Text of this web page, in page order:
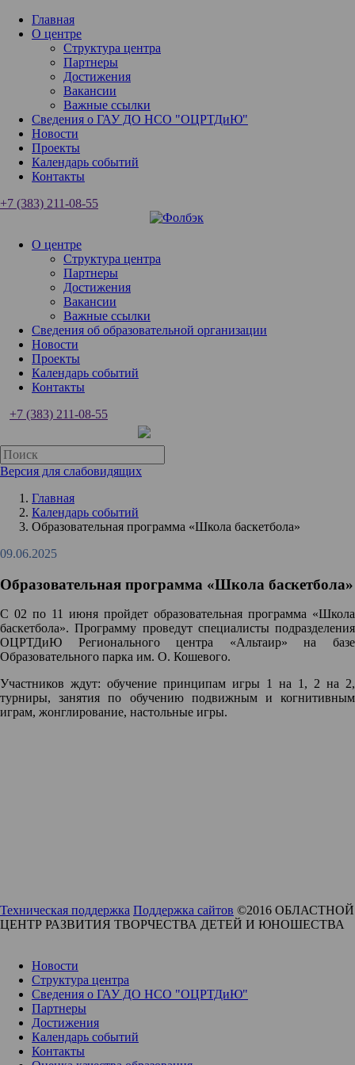
Главная
О центре
Структура центра
Партнеры
Достижения
Вакансии
Важные ссылки
Сведения о ГАУ ДО НСО "ОЦРТДиЮ"
Новости
Проекты
Календарь событий
Контакты
+7 (383) 211-08-55
О центре
Структура центра
Партнеры
Достижения
Вакансии
Важные ссылки
Сведения об образовательной организации
Новости
Проекты
Календарь событий
Контакты
+7 (383) 211-08-55
Версия для слабовидящих
Главная
Календарь событий
Образовательная программа «Школа баскетбола»
09.06.2025
Образовательная программа «Школа баскетбола»
С 02 по 11 июня пройдет образовательная программа «Школа
баскетбола». Программу проведут специалисты подразделения
ОЦРТДиЮ Регионального центра «Альтаир» на базе
Образовательного парка им. О. Кошевого.
Участников ждут: обучение принципам игры 1 на 1, 2 на 2,
турниры, занятия по обучению подвижным и когнитивным
играм, жонглирование, настольные игры.
Техническая поддержка Поддержка сайтов ©2016 ОБЛАСТНОЙ
ЦЕНТР РАЗВИТИЯ ТВОРЧЕСТВА ДЕТЕЙ И ЮНОШЕСТВА
Новости
Структура центра
Сведения о ГАУ ДО НСО "ОЦРТДиЮ"
Партнеры
Достижения
Календарь событий
Контакты